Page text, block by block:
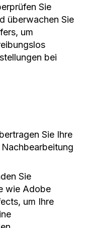
Sie
überwachen Sie
um
bei
Sie Ihre
Sie
wie Adobe
um Ihre